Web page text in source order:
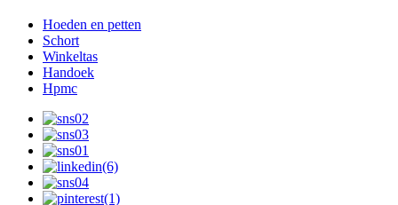
Hoeden en petten
Schort
Winkeltas
Handoek
Hpmc